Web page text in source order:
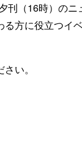
刊（16時）のニ
る方に役立つイ
い。